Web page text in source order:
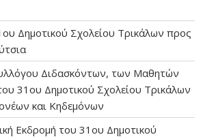
Δημοτικού Σχολείου Τρικάλων προς
Διδασκόντων, των Μαθητών
31ου Δημοτικού Σχολείου Τρικάλων
και Κηδεμόνων
Εκδρομή του 31ου Δημοτικού